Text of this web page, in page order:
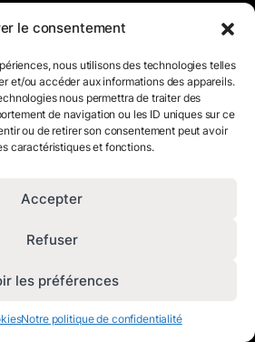
le consentement
nous utilisons des technologies telles
et/ou accéder aux informations des appareils.
nous permettra de traiter des
de navigation ou les ID uniques sur ce
ou de retirer son consentement peut avoir
caractéristiques et fonctions.
Accepter
Refuser
les préférences
Notre politique de confidentialité